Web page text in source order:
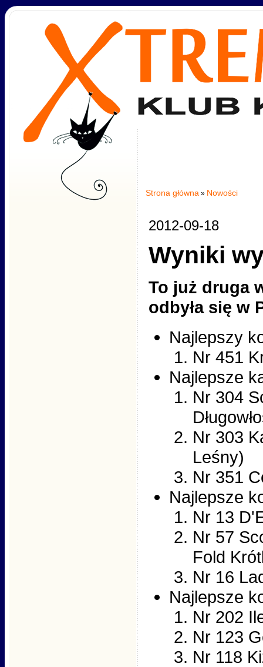
Strona główna » Nowości
2012-09-18
Wyniki
To już druga
odbyła się w
Najlepszy
Nr 451
Najlepsze
Nr 304
Nr 303
Leśny)
Nr 351
Najlepsze
Nr 13
Nr 57
Fold
Nr 16
Najlepsze
Nr 202
Nr 123
Nr 118